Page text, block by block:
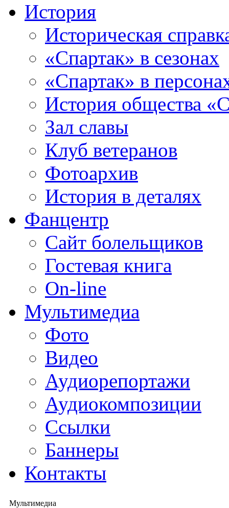
История
Историческая
«Спартак» в сезонах
«Спартак» в
История общества
Зал славы
Клуб ветеранов
Фотоархив
История в деталях
Фанцентр
Сайт болельщиков
Гостевая книга
On-line
Мультимедиа
Фото
Видео
Аудиорепортажи
Аудиокомпозиции
Ссылки
Баннеры
Контакты
Мультимедиа